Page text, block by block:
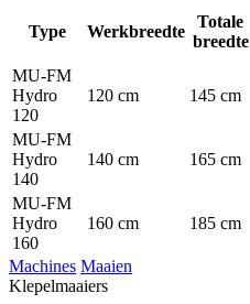
Type Werkbreedte
Totale
breedte
MU-FM
Hydro
120
120 cm 145 cm
MU-FM
Hydro
140
140 cm 165 cm
MU-FM
Hydro
160
160 cm 185 cm
Machines Maaien
Klepelmaaiers